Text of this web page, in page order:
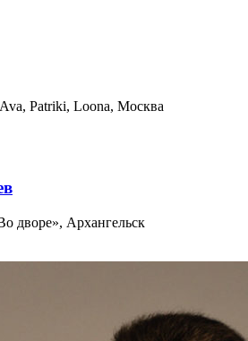
Patriki, Loona, Москва
дворе», Архангельск